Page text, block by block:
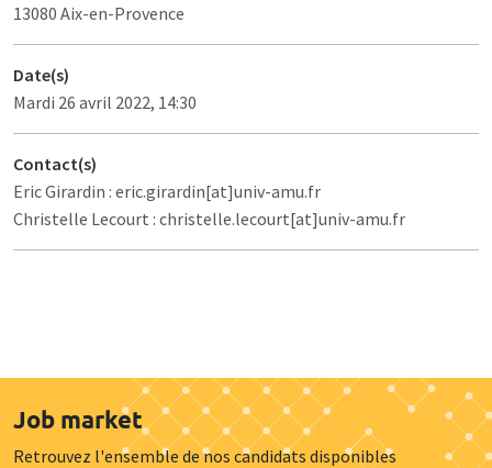
13080 Aix-en-Provence
Date(s)
Mardi 26 avril 2022, 14:30
Contact(s)
Eric Girardin : eric.girardin[at]univ-amu.fr
Christelle Lecourt : christelle.lecourt[at]univ-amu.fr
Job market
Retrouvez l'ensemble de nos candidats disponibles